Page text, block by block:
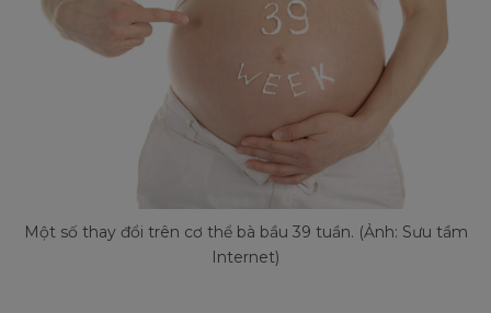
Một số thay đổi trên cơ thể bà bầu 39 tuần. (Ảnh: Sưu tầm
Internet)